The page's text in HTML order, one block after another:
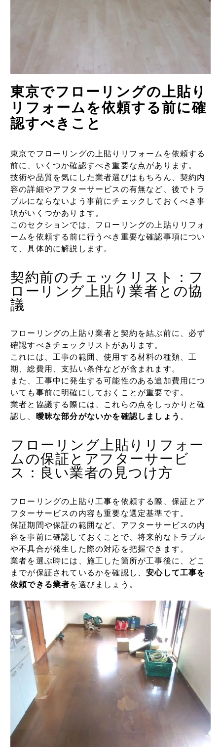
東京でフローリングの上貼り
リフォームを依頼する前に確
認すべきこと
東京でフローリングの上貼りリフォームを依頼する
前に、いくつか確認すべき重要な点があります。
技術や品質を気にした業者選びはもちろん、契約内
容の詳細やアフターサービスの有無など、後でトラ
ブルにならないよう事前にチェックしておくべき事
項がいくつかあります。
このセクションでは、フローリングの上貼りリフォ
ームを依頼する前に行うべき重要な確認事項につい
て、具体的に解説します。
契約前のチェックリスト：フ
ローリング上貼り業者との協
議
フローリングの上貼り業者と契約を結ぶ前に、必ず
確認すべきチェックリストがあります。
これには、工事の範囲、使用する材料の種類、工
期、総費用、支払い条件などが含まれます。
また、工事中に発生する可能性のある追加費用につ
いても事前に明確にしておくことが重要です。
業者と協議する際には、これらの点をしっかりと確
認し、
曖昧な部分がないかを確認しましょう 。
フローリング上貼りリフォー
ムの保証とアフターサービ
ス：良い業者の見つけ方
フローリングの上貼り工事を依頼する際、保証とア
フターサービスの内容も重要な選定基準です。
保証期間や保証の範囲など、アフターサービスの内
容を事前に確認しておくことで、将来的なトラブル
や不具合が発生した際の対応を把握できます。
業者を選ぶ時には、施工した箇所が工事後に、どこ
までが保証されているかを確認し、安心して工事を
依頼できる業者を選びましょう。